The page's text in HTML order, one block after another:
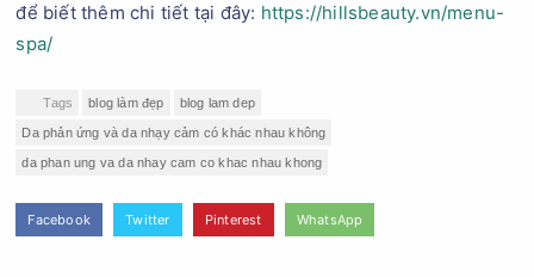
để biết thêm chi tiết tại đây: https://hillsbeauty.vn/menu-
spa/
Tags blog làm đẹp blog lam dep
Da phản ứng và da nhạy cảm có khác nhau không
da phan ung va da nhay cam co khac nhau khong
Facebook Twitter Pinterest WhatsApp